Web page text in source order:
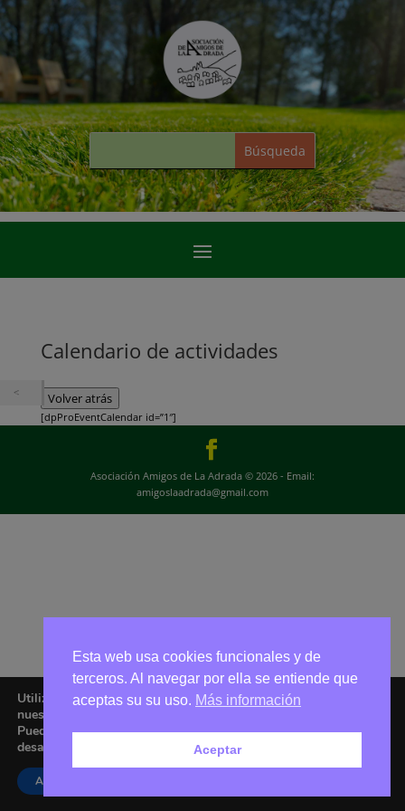
Calendario de actividades
Volver atrás
[dpProEventCalendar id=”1″]
Asociación Amigos de La Adrada © 2026 - Email:
amigoslaadrada@gmail.com
Utilizamos cookies para ofrecerte la mejor experiencia en
nuestra web.
Puedes aprender más sobre qué cookies utilizamos o
desactivarlas en los
Aceptar
Esta web usa cookies funcionales y de
terceros. Al navegar por ella se entiende que
aceptas su su uso. Más información
Aceptar